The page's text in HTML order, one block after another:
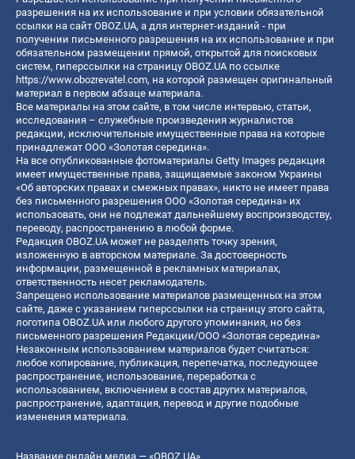
разрешения на их использование и при условии обязательной
ссылки на сайт OBOZ.UA, а для интернет-изданий - при
получении письменного разрешения на их использование и при
обязательном размещении прямой, открытой для поисковых
систем, гиперссылки на страницу OBOZ.UA по ссылке
https://www.obozrevatel.com, на которой размещен оригинальный
материал в первом абзаце материала.
Все материалы на этом сайте, в том числе интервью, статьи,
исследования – служебные произведения журналистов
редакции, исключительные имущественные права на которые
принадлежат ООО «Золотая середина».
На все опубликованные фотоматериалы Getty Images редакция
имеет имущественные права, защищаемые законом Украины
«Об авторских правах и смежных правах», никто не имеет права
без письменного разрешения ООО «Золотая середина» их
использовать, они не подлежат дальнейшему воспроизводству,
переводу, распространению в любой форме.
Редакция OBOZ.UA может не разделять точку зрения,
изложенную в авторском материале. За достоверность
информации, размещенной в рекламных материалах,
ответственность несет рекламодатель.
Запрещено использование материалов размещенных на этом
сайте, даже с указанием гиперссылки на страницу этого сайта,
логотипа OBOZ.UA или любого другого упоминания, но без
письменного разрешения Редакции/ООО «Золотая середина»
Незаконным использованием материалов будет считаться:
любое копирование, публикация, перепечатка, последующее
распространение, использование, переработка с
использованием, включением в состав других материалов,
распространение, адаптация, перевод и другие подобные
изменения материала.
Название онлайн медиа — «OBOZ.UA»